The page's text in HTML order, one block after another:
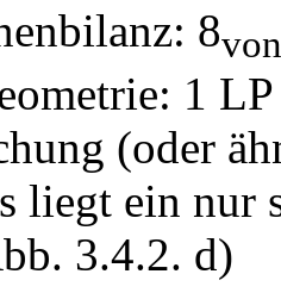
8
1
(oder
liegt ein nur
3.4.2. d)